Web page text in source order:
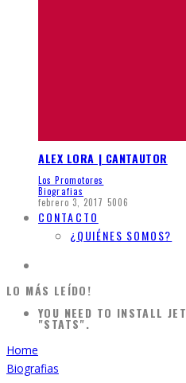
ALEX LORA | CANTAUTOR
Los Promotores
Biografias
febrero 3, 2017 5006
CONTACTO
¿QUIÉNES SOMOS?
LO MÁS LEÍDO!
YOU NEED TO INSTALL
"STATS".
Home
Biografias